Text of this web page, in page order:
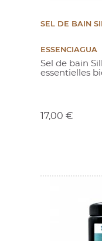
SEL DE BAIN
ESSENCIAGUA
Sel de bain
essentielles
17,00 €